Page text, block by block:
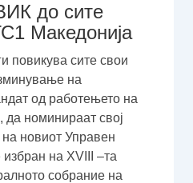
до сите
Македонија
повикува сите свои
на
од работењето на
да номинираат свој
на новиот Управен
избран на XVIII –та
собрание на